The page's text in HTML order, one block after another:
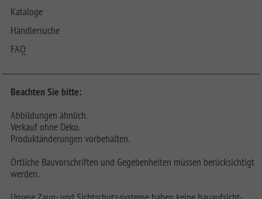
Kataloge
Händlersuche
FAQ
Beachten Sie bitte:
Abbildungen ähnlich.
Verkauf ohne Deko.
Produktänderungen vorbehalten.
Örtliche Bauvorschriften und Gegebenheiten müssen berücksichtigt
werden.